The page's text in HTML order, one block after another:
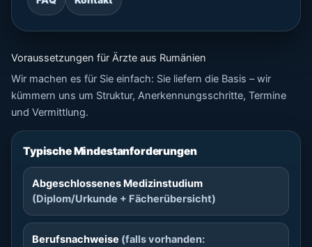
Voraussetzungen für Ärzte aus Rumänien
Wir machen es für Sie einfach: Sie liefern die Basis – wir
kümmern uns um Struktur, Anerkennungsschritte, Termine
und Vermittlung.
Typische Mindestanforderungen
Abgeschlossenes Medizinstudium
(Diplom/Urkunde + Fächerübersicht)
Berufsnachweise (falls vorhanden: